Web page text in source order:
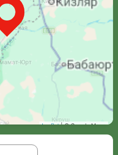
Leaflet| © Google Maps